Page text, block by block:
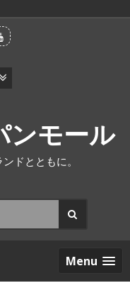
ンモール
ドとともに。
Menu